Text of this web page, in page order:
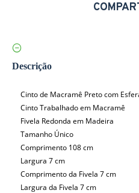
Descrição
Cinto de Macramê Preto com
Cinto Trabalhado em Macramê
Fivela Redonda em Madeira
Tamanho Único
Comprimento 108 cm
Largura 7 cm
Comprimento da Fivela 7 cm
Largura da Fivela 7 cm